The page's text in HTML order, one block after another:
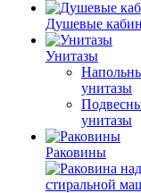
Душевые
Унитазы
унитазы
унитазы
Раковины